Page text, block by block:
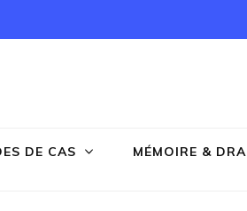
DE CAS MÉMOIRE & DRA